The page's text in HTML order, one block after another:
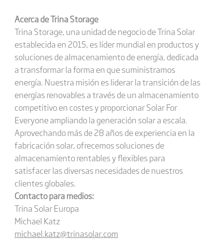
Acerca de Trina Storage
Trina Storage, una unidad de negocio de Trina Solar
establecida en 2015, es líder mundial en productos y
soluciones de almacenamiento de energía, dedicada
a transformar la forma en que suministramos
energía. Nuestra misión es liderar la transición de las
energías renovables a través de un almacenamiento
competitivo en costes y proporcionar Solar For
Everyone ampliando la generación solar a escala.
Aprovechando más de 28 años de experiencia en la
fabricación solar, ofrecemos soluciones de
almacenamiento rentables y flexibles para
satisfacer las diversas necesidades de nuestros
clientes globales.
Contacto para medios:
Trina Solar Europa
Michael Katz
michael.katz@trinasolar.com